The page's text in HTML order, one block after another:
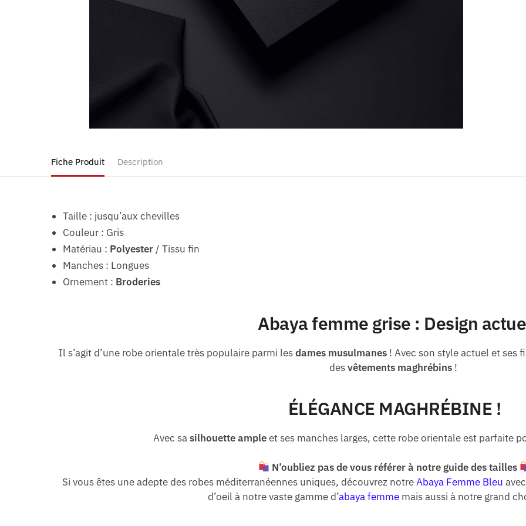
Fiche Produit Description
Taille : jusqu’aux chevilles
Couleur : Gris
Matériau : Polyester / Tissu fin
Manches : Longues
Ornement : Broderies
Abaya femme grise : Design
Il s’agit d’une robe orientale très populaire parmi lesdames musulmanes ! Avec son style actuel et ses
desvêtements maghrébins !
ÉLÉGANCE MAGHRÉBINE !
Avec sasilhouette ampleet ses manches larges, cette robe orientale est parfaite
N’oubliez pas de vous référer à notre guide des tailles
Si vous êtes une adepte des robes méditerranéennes uniques, découvrez notreAbaya Femme Bleu
d’oeil à notre vaste gamme d’abaya femmemais aussi à notre grand